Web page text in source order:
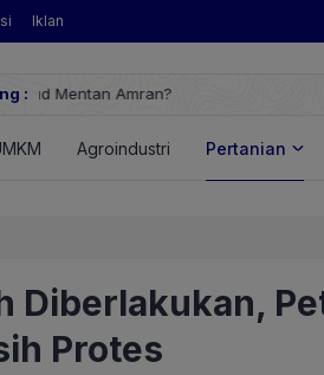
Iklan
:
Huawei Digital Power Dorong
Agroindustri Pertanian
Diberlakukan,
Protes